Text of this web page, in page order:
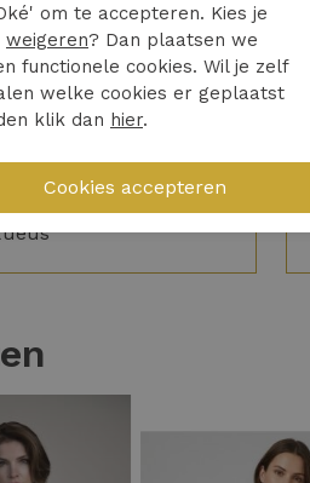
besteld zaterdag in
Toppie
fijne ervaring
om te accepteren. Kies je
weigeren? Dan plaatsen we
functionele cookies. Wil je zelf
welke cookies er geplaatst
klik dan hier.